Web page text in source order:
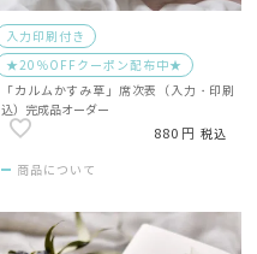
入力印刷付き
★20％OFFクーポン配布中★
「カルムかすみ草」席次表（入力・印刷
込）完成品オーダー
880 税込
商品について